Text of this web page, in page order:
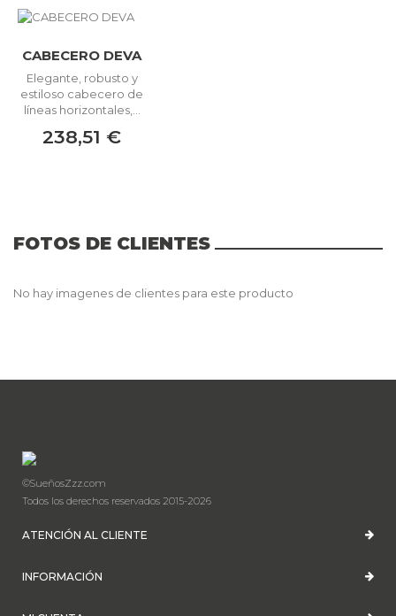
CABECERO DEVA
Elegante, robusto y
estiloso cabecero de
líneas horizontales,...
238,51 €
FOTOS DE CLIENTES
No hay imagenes de clientes para este producto
©SueñosZzz.com
Todos los derechos reservados 2015-2026
ATENCIÓN AL CLIENTE
INFORMACIÓN